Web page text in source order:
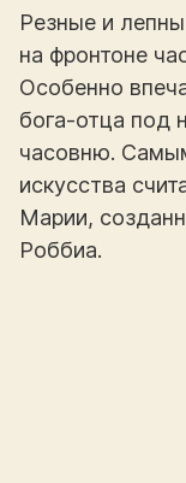
Резные и
на фронтоне
Особенно
бога-отца под
часовню.
искусства
Марии,
Роббиа.